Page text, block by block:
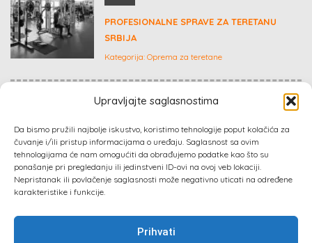
Upravljajte saglasnostima
Da bismo pružili najbolje iskustvo, koristimo tehnologije poput kolačića za
čuvanje i/ili pristup informacijama o uređaju. Saglasnost sa ovim
tehnologijama će nam omogućiti da obrađujemo podatke kao što su
ponašanje pri pregledanju ili jedinstveni ID-ovi na ovoj veb lokaciji.
Nepristanak ili povlačenje saglasnosti može negativno uticati na određene
karakteristike i funkcije.
Prihvati
PROFESIONALNE SPRAVE ZA TERETANU
SRBIJA
Kategorija: Oprema za teretane
€ 59,500
GARSONJERA
Kategorija:Nekretnine